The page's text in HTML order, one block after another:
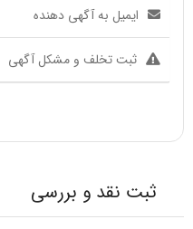
ایمیل به آگهی دهنده
ثبت تخلف و مشکل آگهی
ثبت نقد و بررسی